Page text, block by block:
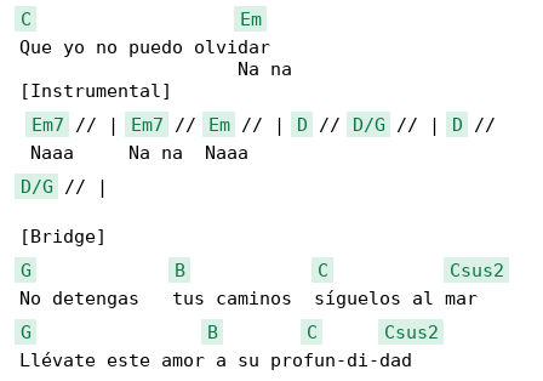
C
Em
Que yo no puedo olvidar
                    Na na
[Instrumental]
Em7 // | Em7 // Em // | D // D/G // | D //
D/G // |
G
B C
Csus2
G
B C
Csus2
Llévate este amor a su profun-di-dad